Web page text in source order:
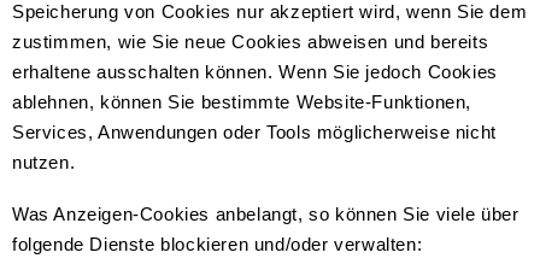
Speicherung von Cookies nur akzeptiert wird, wenn Sie dem
zustimmen, wie Sie neue Cookies abweisen und bereits
erhaltene ausschalten können. Wenn Sie jedoch Cookies
ablehnen, können Sie bestimmte Website-Funktionen,
Services, Anwendungen oder Tools möglicherweise nicht
nutzen.
Was Anzeigen-Cookies anbelangt, so können Sie viele über
folgende Dienste blockieren und/oder verwalten: